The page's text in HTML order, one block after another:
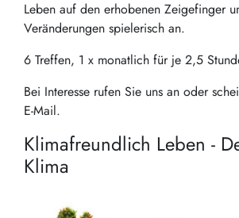
Leben auf den erhobenen Zeigefinger
Veränderungen spielerisch an.
6 Treffen, 1 x monatlich für je 2,5
Bei Interesse rufen Sie uns an oder
E-Mail.
Klimafreundlich Leben -
Klima